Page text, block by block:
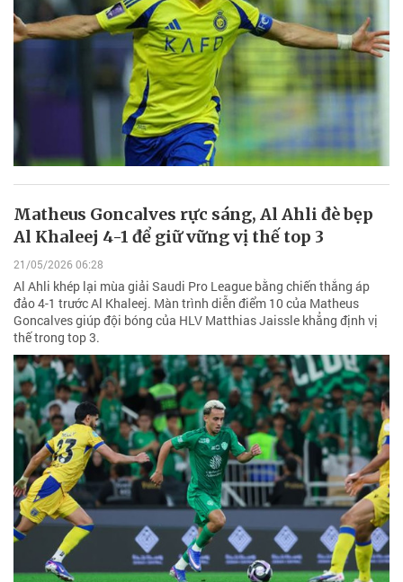
Matheus Goncalves rực sáng, Al Ahli đè bẹp
Al Khaleej 4-1 để giữ vững vị thế top 3
21/05/2026 06:28
Al Ahli khép lại mùa giải Saudi Pro League bằng chiến thắng áp
đảo 4-1 trước Al Khaleej. Màn trình diễn điểm 10 của Matheus
Goncalves giúp đội bóng của HLV Matthias Jaissle khẳng định vị
thế trong top 3.